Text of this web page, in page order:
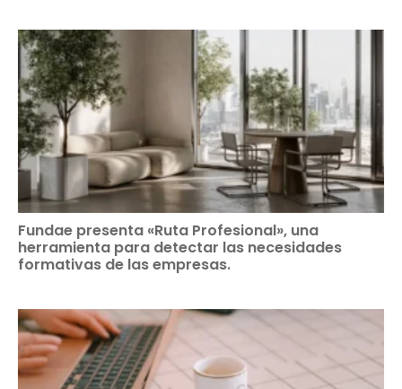
Fundae presenta «Ruta Profesional», una
herramienta para detectar las necesidades
formativas de las empresas.